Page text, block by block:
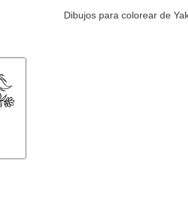
Dibujos para colorear de